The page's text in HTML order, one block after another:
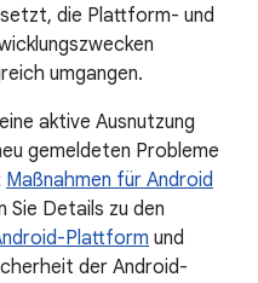
die Plattform- und
umgangen.
aktive Ausnutzung
gemeldeten Probleme
Maßnahmen für Android
Sie Details zu den
Plattform und
der Android-